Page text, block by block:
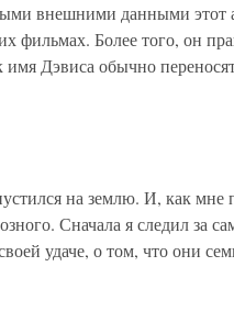
внешними данными этот
фильмах. Более того, он
Дэвиса обычно
на землю. И, как мне
Сначала я следил за
удаче, о том, что они